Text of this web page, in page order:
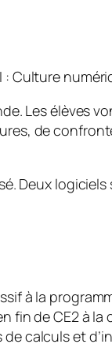
: Culture
Les élèves
de
Deux
à la
fin de CE2 à
calculs et